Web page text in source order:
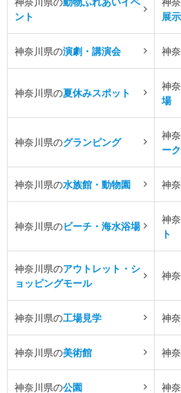
ント
展
神奈川県の演劇・講演会 神
神奈川県の夏休みスポット
神
場
神奈川県のグランピング
神
ーク
神奈川県の水族館・動物園 神
神奈川県のビーチ・海水浴場
神
ト
神奈川県のアウトレット・シ
ョッピングモール
神
神奈川県の工場見学 神
神奈川県の美術館 神
神奈川県の公園 神